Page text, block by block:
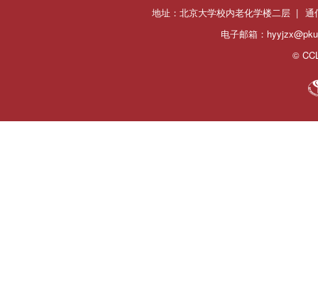
地址：北京大学校内老化学楼二层 | 通
电子邮箱：
©